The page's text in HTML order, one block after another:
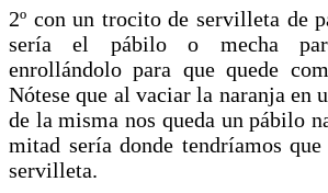
2º con un trocito de servilleta de
sería el pábilo o mecha
enrollándolo para que quede
Nótese que al vaciar la naranja en
de la misma nos queda un pábilo
mitad sería donde tendríamos
servilleta.